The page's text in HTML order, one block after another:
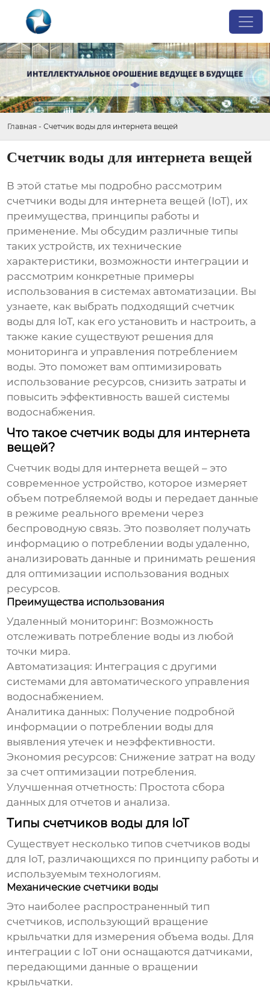
Главная - Счетчик воды для интернета вещей
Счетчик воды для интернета вещей
В этой статье мы подробно рассмотрим
счетчики воды для интернета вещей (IoT), их
преимущества, принципы работы и
применение. Мы обсудим различные типы
таких устройств, их технические
характеристики, возможности интеграции и
рассмотрим конкретные примеры
использования в системах автоматизации. Вы
узнаете, как выбрать подходящий счетчик
воды для IoT, как его установить и настроить, а
также какие существуют решения для
мониторинга и управления потреблением
воды. Это поможет вам оптимизировать
использование ресурсов, снизить затраты и
повысить эффективность вашей системы
водоснабжения.
Что такое счетчик воды для интернета
вещей?
Счетчик воды для интернета вещей – это
современное устройство, которое измеряет
объем потребляемой воды и передает данные
в режиме реального времени через
беспроводную связь. Это позволяет получать
информацию о потреблении воды удаленно,
анализировать данные и принимать решения
для оптимизации использования водных
ресурсов.
Преимущества использования
Удаленный мониторинг: Возможность
отслеживать потребление воды из любой
точки мира.
Автоматизация: Интеграция с другими
системами для автоматического управления
водоснабжением.
Аналитика данных: Получение подробной
информации о потреблении воды для
выявления утечек и неэффективности.
Экономия ресурсов: Снижение затрат на воду
за счет оптимизации потребления.
Улучшенная отчетность: Простота сбора
данных для отчетов и анализа.
Типы счетчиков воды для IoT
Существует несколько типов счетчиков воды
для IoT, различающихся по принципу работы и
используемым технологиям.
Механические счетчики воды
Это наиболее распространенный тип
счетчиков, использующий вращение
крыльчатки для измерения объема воды. Для
интеграции с IoT они оснащаются датчиками,
передающими данные о вращении
крыльчатки.